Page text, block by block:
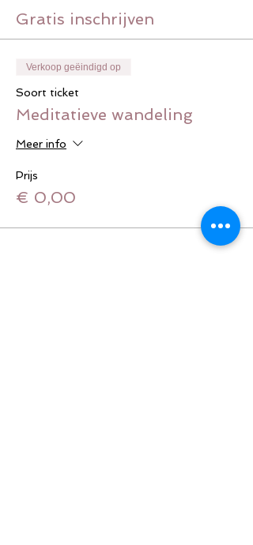
Gratis inschrijven
Verkoop geëindigd op
Soort ticket
Meditatieve wandeling
Meer info
Prijs
€ 0,00